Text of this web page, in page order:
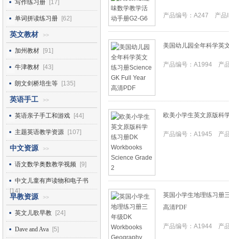
写作练习册 [17]
单词拼读练习册 [62]
英文教材 >>
加州教材 [91]
牛津教材 [43]
朗文剑桥培生等 [135]
英语手工 >>
英语亲子手工和游戏 [44]
主题英语教学资源 [107]
中文资源 >>
语文数学奥数教学视频 [9]
中文儿童有声读物和电子书
[14]
早教资源 >>
英文儿歌早教 [24]
Dave and Ava [5]
产品编号：A247 产品
美国幼儿园全年科学英
产品编号：A1994 产
欧美小学生英文原版科
产品编号：A1945 产
英国小学生地理练习册
高清PDF
产品编号：A1944 产